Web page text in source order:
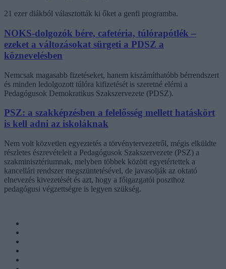
21 ezer diákból választották ki őket a genfi programba.
NOKS-dolgozók bére, cafetéria, túlórapótlék –
ezeket a változásokat sürgeti a PDSZ a
köznevelésben
Nemcsak magasabb fizetéseket, hanem kiszámíthatóbb bérrendszert
és minden ledolgozott túlóra kifizetését is szeretné elérni a
Pedagógusok Demokratikus Szakszervezete (PDSZ).
PSZ: a szakképzésben a felelősség mellett hatáskört
is kell adni az iskoláknak
Nem volt közvetlen egyeztetés a törvénytervezetről, mégis elküldte
részletes észrevételeit a Pedagógusok Szakszervezete (PSZ) a
szakminisztériumnak, melyben többek között egyetértettek a
kancellári rendszer megszüntetésével, de javasolják az oktató
elnevezés kivezetését és azt, hogy a főigazgatói poszthoz
pedagógusi végzettségre is legyen szükség.